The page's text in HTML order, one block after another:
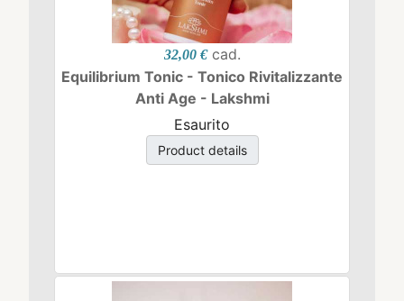
32,00 € cad.
Equilibrium Tonic - Tonico Rivitalizzante
Anti Age - Lakshmi
Esaurito
Product details